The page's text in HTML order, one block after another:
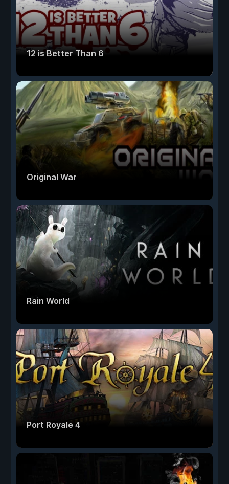
12 is Better Than 6
Original War
Rain World
Port Royale 4